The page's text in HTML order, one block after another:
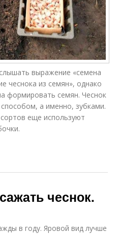
выражение «семена
чеснока из семян», однако
формировать семян. Чеснок
а именно, зубками.
еще используют
чеснок.
в году. Яровой вид лучше